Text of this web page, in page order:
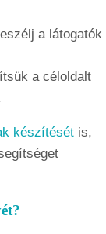
a látogatók
a céloldalt
készítését is,